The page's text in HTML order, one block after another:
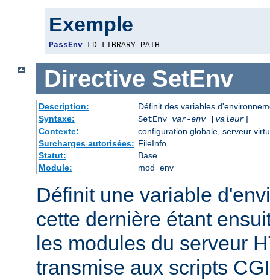
Exemple
PassEnv LD_LIBRARY_PATH
Directive SetEnv
Description:
Définit des variables
Syntaxe:
SetEnv var-env[valeur]
Contexte:
configuration globale, serveur
Surcharges autorisées: FileInfo
Statut:
Base
Module:
mod_env
Définit une variable
cette dernière étant
les modules du serveur
transmise aux scripts